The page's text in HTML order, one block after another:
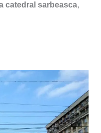
catedral sarbeasca,